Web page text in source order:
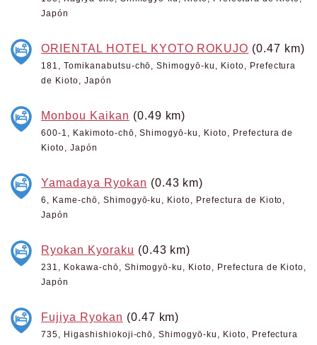
Japón
ORIENTAL HOTEL KYOTO ROKUJO (0.47 km)
181, Tomikanabutsu-chō, Shimogyō-ku, Kioto, Prefectura
de Kioto, Japón
Monbou Kaikan (0.49 km)
600-1, Kakimoto-chō, Shimogyō-ku, Kioto, Prefectura de
Kioto, Japón
Yamadaya Ryokan (0.43 km)
6, Kame-chō, Shimogyō-ku, Kioto, Prefectura de Kioto,
Japón
Ryokan Kyoraku (0.43 km)
231, Kokawa-chō, Shimogyō-ku, Kioto, Prefectura de Kioto,
Japón
Fujiya Ryokan (0.47 km)
735, Higashishiokoji-chō, Shimogyō-ku, Kioto, Prefectura